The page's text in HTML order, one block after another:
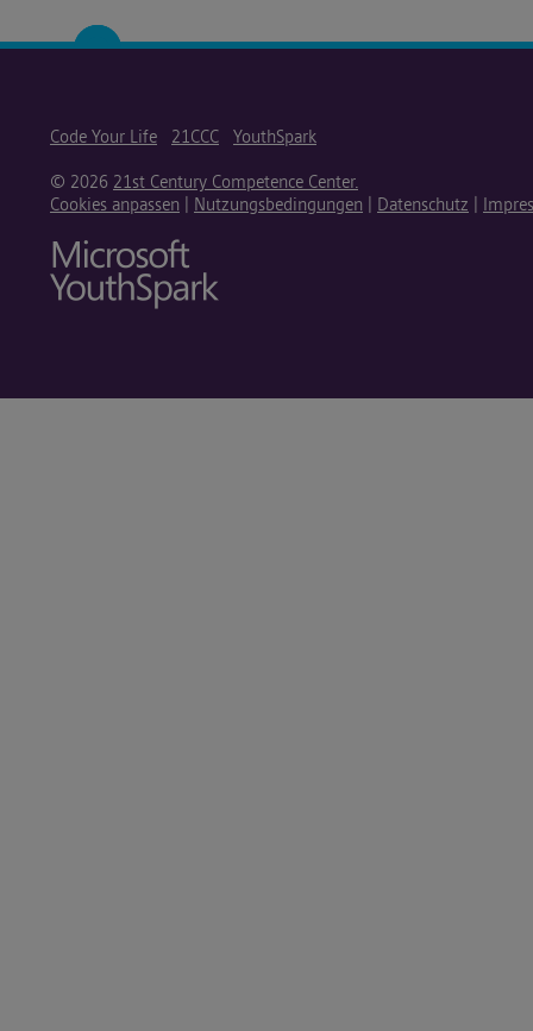
Code Your Life 21CCC YouthSpark
© 2026 21st Century Competence Center.
Cookies anpassen
Nutzungsbedingungen Datenschutz